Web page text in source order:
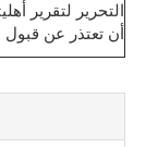
التحرير لتقرير
أن تعتذر عن قبول